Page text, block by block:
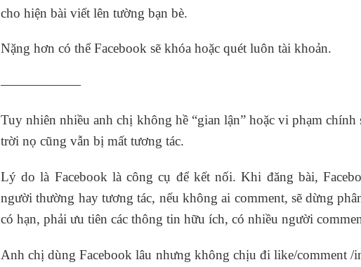
cho hiện bài viết lên tường bạn bè.
Nặng hơn có thể Facebook sẽ khóa hoặc quét luôn tài khoản.
——————
Tuy nhiên nhiều anh chị không hề “gian lận” hoặc vi phạm
trời nọ cũng vẫn bị mất tương tác.
Lý do là Facebook là công cụ để kết nối. Khi đăng bài,
người thường hay tương tác, nếu không ai comment, sẽ dừng
có hạn, phải ưu tiên các thông tin hữu ích, có nhiều người
Anh chị dùng Facebook lâu nhưng không chịu đi like/comment /